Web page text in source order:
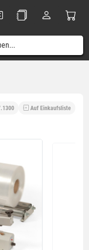
Auf Einkaufsliste